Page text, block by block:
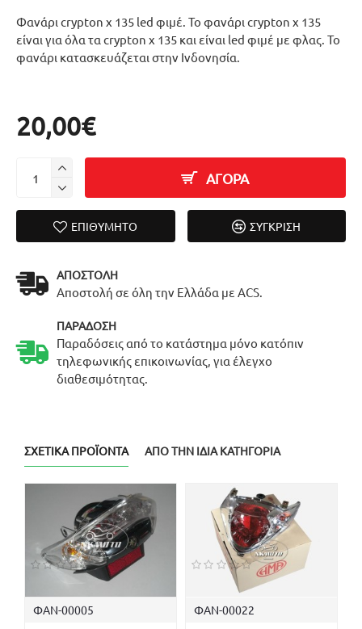
Φανάρι crypton x 135 led φιμέ. Το φανάρι crypton x 135
είναι για όλα τα crypton x 135 και είναι led φιμέ με φλας. Το
φανάρι κατασκευάζεται στην Ινδονησία.
20,00€
ΑΓΟΡΑ
ΕΠΙΘΥΜΗΤΌ ΣΎΓΚΡΙΣΗ
ΑΠΟΣΤΟΛΉ
Αποστολή σε όλη την Ελλάδα με ACS.
ΠΑΡΆΔΟΣΗ
Παραδόσεις από το κατάστημα μόνο κατόπιν
τηλεφωνικής επικοινωνίας, για έλεγχο
διαθεσιμότητας.
ΣΧΕΤΙΚΆ ΠΡΟΪΌΝΤΑ ΑΠΌ ΤΗΝ ΊΔΙΑ ΚΑΤΗΓΟΡΊΑ
ΦΑΝ-00005 ΦΑΝ-00022